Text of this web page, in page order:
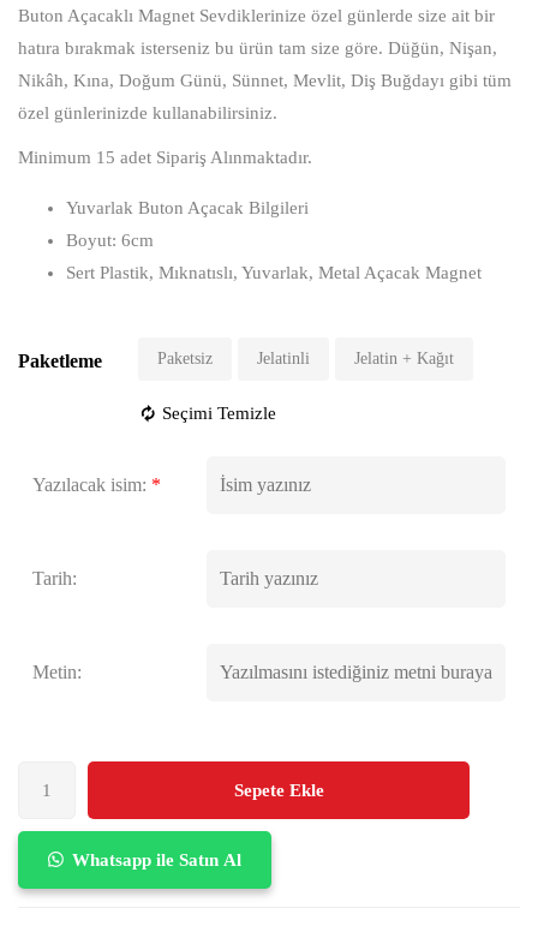
Buton Açacaklı Magnet Sevdiklerinize özel günlerde size ait bir
hatıra bırakmak isterseniz bu ürün tam size göre. Düğün, Nişan,
Nikâh, Kına, Doğum Günü, Sünnet, Mevlit, Diş Buğdayı gibi tüm
özel günlerinizde kullanabilirsiniz.
Minimum 15 adet Sipariş Alınmaktadır.
Yuvarlak Buton Açacak Bilgileri
Boyut: 6cm
Sert Plastik, Mıknatıslı, Yuvarlak, Metal Açacak Magnet
Paketleme Paketsiz Jelatinli Jelatin + Kağıt
Seçimi Temizle
Yazılacak isim: *
Tarih:
Metin:
Sepete Ekle
Whatsapp ile Satın Al